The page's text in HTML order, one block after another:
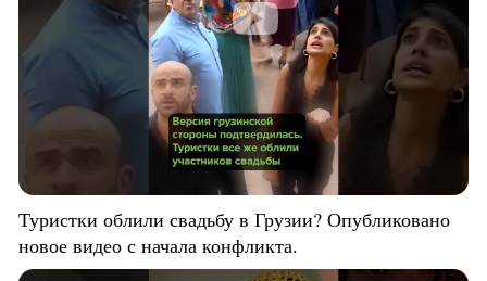
Туристки облили свадьбу в Грузии? Опубликовано
новое видео с начала конфликта.